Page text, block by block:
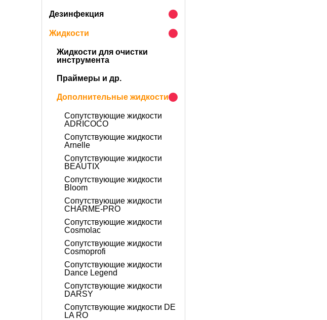
Дезинфекция
Жидкости
Жидкости для очистки
инструмента
Праймеры и др.
Дополнительные жидкости
Сопутствующие жидкости
ADRICOCO
Сопутствующие жидкости
Arnelle
Сопутствующие жидкости
BEAUTIX
Сопутствующие жидкости
Bloom
Сопутствующие жидкости
CHARME-PRO
Сопутствующие жидкости
Cosmolac
Сопутствующие жидкости
Cosmoprofi
Сопутствующие жидкости
Dance Legend
Сопутствующие жидкости
DARSY
Сопутствующие жидкости DE
LA RO